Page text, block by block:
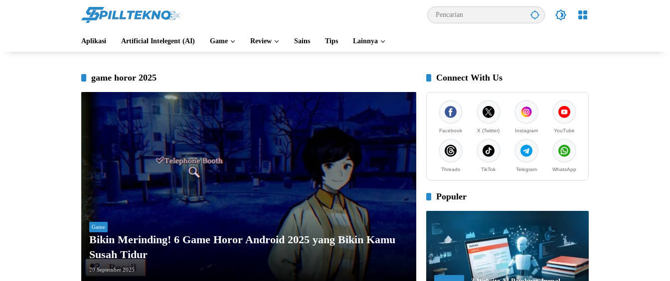
Aplikasi Artificial Intelegent (AI) Game Review Sains Tips Lainnya
game horor 2025
Game
Bikin Merinding! 6 Game Horor Android 2025 yang Bikin Kamu
Susah Tidur
20 September 2025
Connect With Us
Facebook X (Twitter) Instagram YouTube
Threads TikTok Telegram WhatsApp
Populer